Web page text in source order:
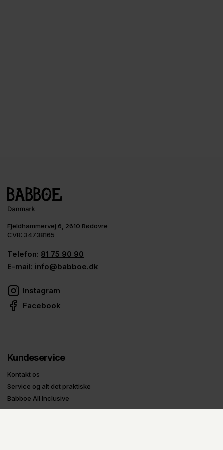
Fjeldhammervej 6, 2610 Rødovre
CVR: 34738165
Telefon: 81 75 90 90
E-mail: info@babboe.dk
Instagram
Facebook
Kundeservice
Kontakt os
Service og alt det praktiske
Babboe All Inclusive